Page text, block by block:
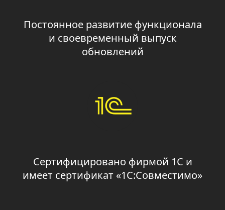
Постоянное развитие функционала
и своевременный выпуск
обновлений
Сертифицировано фирмой 1С и
имеет сертификат «1С:Совместимо»